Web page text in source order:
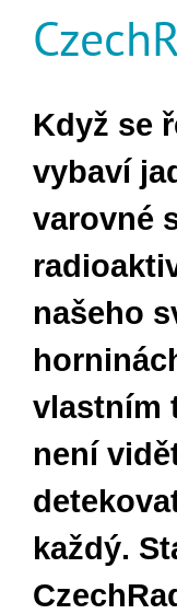
Když se
vybaví
varovné
našeho
vlastním
není
každý.